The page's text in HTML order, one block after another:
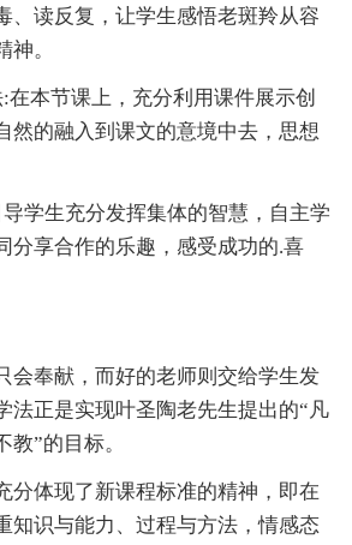
、读反复，让学生感悟老斑羚从容
神。
本节课上，充分利用课件展示创
然的融入到课文的意境中去，思想
生充分发挥集体的智慧，自主学
分享合作的乐趣，感受成功的.喜
奉献，而好的老师则交给学生发
法正是实现叶圣陶老先生提出的“凡
”的目标。
体现了新课程标准的精神，即在
知识与能力、过程与方法，情感态